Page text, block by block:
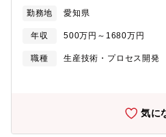
や役職に関係なくフラットに議論・
験15年目）中途入社（前職：半導
ーからの要求レベルは非常に高いで
高い課題解決力が身に付きます。
点として、社内には幅広い電装品を
仕入先の工程における品質課題の解
します。仕入先の現場に寄り添いな
用定着まで一貫して支援し、サプラ
向上に貢献できる人材を求めてい
当いただきます。仕入先の製造現場
動を推進するとともに、アプリの運
も携わっていただきます。【詳細
援 仕入先への説明、デモ実施、導
勤務地 愛知県
年収 500万円～1680万円
職種
生産技術・プロセス開発
気に